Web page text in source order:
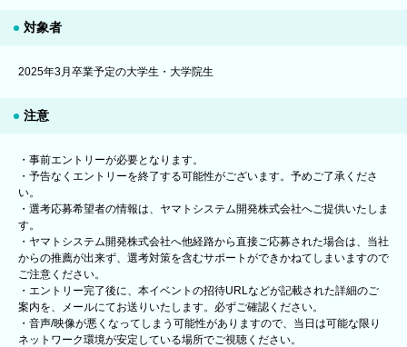
対象者
2025年3月卒業予定の大学生・大学院生
注意
・事前エントリーが必要となります。
・予告なくエントリーを終了する可能性がございます。予めご了承くださ
い。
・選考応募希望者の情報は、ヤマトシステム開発株式会社へご提供いたしま
す。
・ヤマトシステム開発株式会社へ他経路から直接ご応募された場合は、当社
からの推薦が出来ず、選考対策を含むサポートができかねてしまいますので
ご注意ください。
・エントリー完了後に、本イベントの招待URLなどが記載された詳細のご
案内を、メールにてお送りいたします。必ずご確認ください。
・音声/映像が悪くなってしまう可能性がありますので、当日は可能な限り
ネットワーク環境が安定している場所でご視聴ください。